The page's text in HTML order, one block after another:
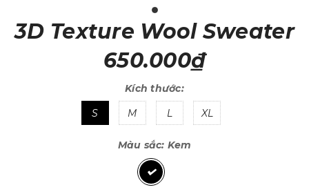
3D Texture Wool Sweater
650.000₫
Kích thước:
S
M L XL
Màu sắc: Kem